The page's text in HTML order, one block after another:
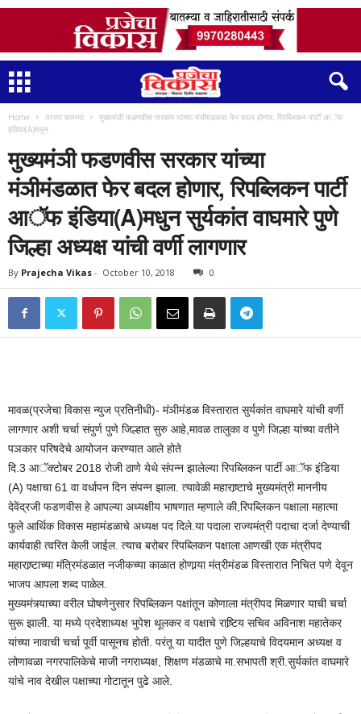
Home ताज्या बातम्या
मुख्यमंञी फडणवीस सरकार यांच्या मंञीमंडळात फेर बदल होणार, रिपब्लिकन पार्टी आॅफ
इंडिया(A)मधुन...
मुख्यमंञी फडणवीस सरकार यांच्या
मंञीमंडळात फेर बदल होणार, रिपब्लिकन पार्टी
आॅफ इंडिया(A)मधुन सुर्यकांत वाघमारे पुणे
जिल्हा अध्यक्ष यांची वर्णी लागणार
By Prajecha Vikas - October 10, 2018 0
मावळ(प्रजेचा विकास न्युज प्रतिनीधी)- मंञीमंडळ विस्तारात सुर्यकांत वाघमारे यांची वर्णी
लागणार अशी चर्चा संपुर्ण पुणे जिल्हात सुरु आहे,मावळ तालुका व पुणे जिल्हा यांच्या वतीने
पञकार परिषदेचे आयोजन करण्यात आले होते
दि.3 आॅक्टोबर 2018 रोजी ठाणे येथे संपन्न झालेल्या रिपब्लिकन पार्टी आॅफ इंडिया
(A) पक्षाचा 61 वा वर्धापन दिन संपन्न झाला. त्यावेळी महाराष्र्टाचे मुख्यमंत्री माननीय
देवेंद्रजी फडणवीस हे आपल्या अध्यक्षीय भाषणात म्हणाले की,रिपब्लिकन पक्षाला महात्मा
फुले आर्थिक विकास महामंडळाचे अध्यक्ष पद दिले.या पदाला राज्यमंत्री पदाचा दर्जा देण्याची
कार्यवाही त्वरित केली जाईल. त्याच बरोबर रिपब्लिकन पक्षाला आणखी एक मंत्रीपद
महाराष्र्टाच्या मंत्रिमंडळात नजीकच्या काळात होणार्‍या मंत्रीमंडळ विस्तारात निचित पणे देवून
भाजप आपला शब्द पाळेल.
मुख्यमंत्र्याच्या वरील घोषणेनुसार रिपब्लिकन पक्षांतून कोणाला मंत्रीपद मिळणार याची चर्चा
सुरू झाली. या मध्ये प्रदेशाध्यक्ष भुपेश थूलकर व पक्षाचे राष्र्टिय सचिव अविनाश महातेकर
यांच्या नावाची चर्चा पूर्वी पासूनच होती. परंतू या यादीत पुणे जिल्हयाचे विदयमान अध्यक्ष व
लोणावळा नगरपालिकेचे माजी नगराध्यक्ष, शिक्षण मंडळाचे मा.सभापती श्री.सुर्यकांत वाघमारे
यांचे नाव देखील पक्षाच्या गोटातून पुढे आले.